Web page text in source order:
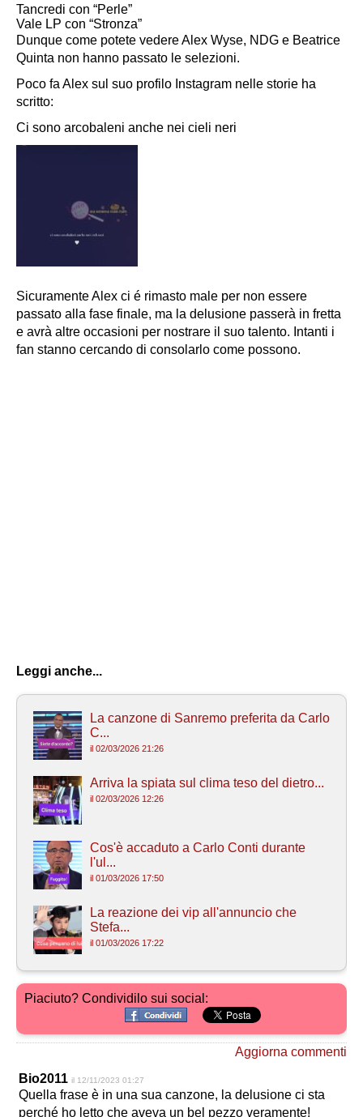
Tancredi con “Perle”
Vale LP con “Stronza”
Dunque come potete vedere Alex Wyse, NDG e Beatrice
Quinta non hanno passato le selezioni.
Poco fa Alex sul suo profilo Instagram nelle storie ha
scritto:
Ci sono arcobaleni anche nei cieli neri
Sicuramente Alex ci é rimasto male per non essere
passato alla fase finale, ma la delusione passerà in fretta
e avrà altre occasioni per nostrare il suo talento. Intanti i
fan stanno cercando di consolarlo come possono.
Leggi anche...
La canzone di Sanremo preferita da Carlo
C...
il 02/03/2026 21:26
Arriva la spiata sul clima teso del dietro...
il 02/03/2026 12:26
Cos'è accaduto a Carlo Conti durante
l'ul...
il 01/03/2026 17:50
La reazione dei vip all'annuncio che
Stefa...
il 01/03/2026 17:22
Piaciuto? Condividilo sui social:
Aggiorna commenti
Bio2011 il 12/11/2023 01:27
Quella frase è in una sua canzone, la delusione ci sta
perché ho letto che aveva un bel pezzo veramente!